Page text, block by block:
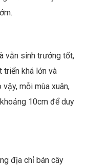
vẫn sinh trưởng tốt,
triển khá lớn và
mỗi mùa xuân,
10cm để duy
địa chỉ bán cây